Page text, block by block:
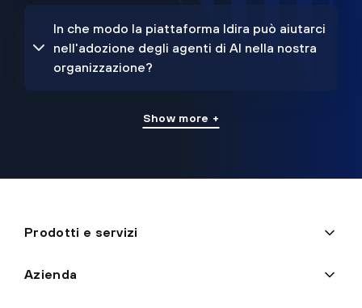
In che modo la piattaforma Idira può aiutarci
nell'adozione degli agenti di AI nella nostra
organizzazione?
Show more +
Prodotti e servizi
Azienda